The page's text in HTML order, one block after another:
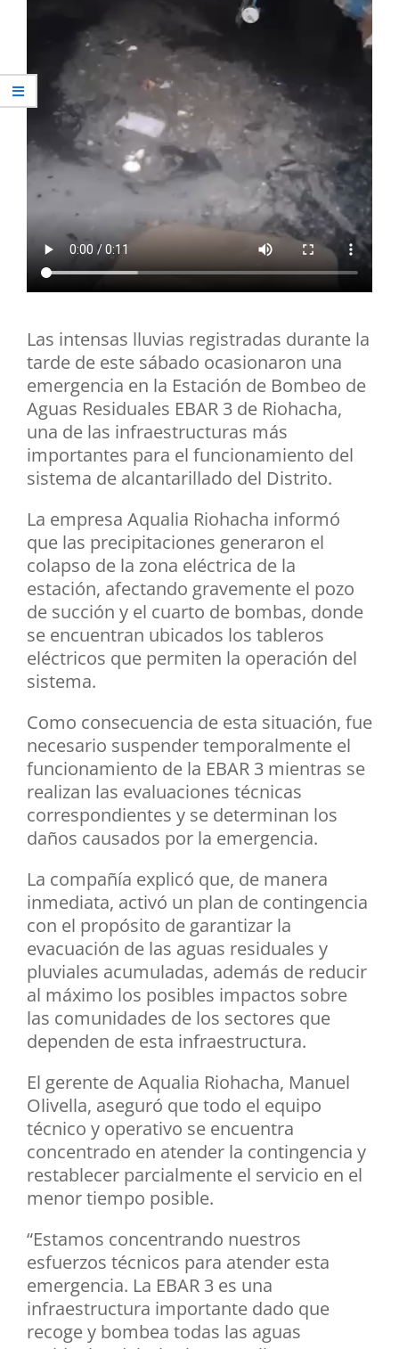
Las intensas lluvias registradas durante la
tarde de este sábado ocasionaron una
emergencia en la Estación de Bombeo de
Aguas Residuales EBAR 3 de Riohacha,
una de las infraestructuras más
importantes para el funcionamiento del
sistema de alcantarillado del Distrito.
La empresa Aqualia Riohacha informó
que las precipitaciones generaron el
colapso de la zona eléctrica de la
estación, afectando gravemente el pozo
de succión y el cuarto de bombas, donde
se encuentran ubicados los tableros
eléctricos que permiten la operación del
sistema.
Como consecuencia de esta situación, fue
necesario suspender temporalmente el
funcionamiento de la EBAR 3 mientras se
realizan las evaluaciones técnicas
correspondientes y se determinan los
daños causados por la emergencia.
La compañía explicó que, de manera
inmediata, activó un plan de contingencia
con el propósito de garantizar la
evacuación de las aguas residuales y
pluviales acumuladas, además de reducir
al máximo los posibles impactos sobre
las comunidades de los sectores que
dependen de esta infraestructura.
El gerente de Aqualia Riohacha, Manuel
Olivella, aseguró que todo el equipo
técnico y operativo se encuentra
concentrado en atender la contingencia y
restablecer parcialmente el servicio en el
menor tiempo posible.
“Estamos concentrando nuestros
esfuerzos técnicos para atender esta
emergencia. La EBAR 3 es una
infraestructura importante dado que
recoge y bombea todas las aguas